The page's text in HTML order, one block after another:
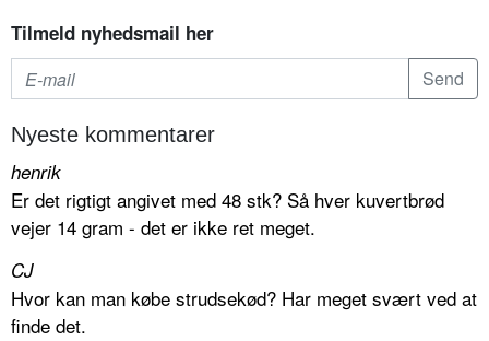
Tilmeld nyhedsmail her
Nyeste kommentarer
henrik
Er det rigtigt angivet med 48 stk? Så hver kuvertbrød
vejer 14 gram - det er ikke ret meget.
CJ
Hvor kan man købe strudsekød? Har meget svært ved at
finde det.